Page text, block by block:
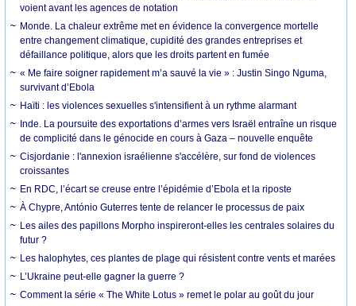
voient avant les agences de notation
Monde. La chaleur extrême met en évidence la convergence mortelle
entre changement climatique, cupidité des grandes entreprises et
défaillance politique, alors que les droits partent en fumée
« Me faire soigner rapidement m’a sauvé la vie » : Justin Singo Nguma,
survivant d’Ebola
Haïti : les violences sexuelles s'intensifient à un rythme alarmant
Inde. La poursuite des exportations d’armes vers Israël entraîne un risque
de complicité dans le génocide en cours à Gaza – nouvelle enquête
Cisjordanie : l'annexion israélienne s'accélère, sur fond de violences
croissantes
En RDC, l’écart se creuse entre l’épidémie d’Ebola et la riposte
À Chypre, António Guterres tente de relancer le processus de paix
Les ailes des papillons Morpho inspireront-elles les centrales solaires du
futur ?
Les halophytes, ces plantes de plage qui résistent contre vents et marées
L’Ukraine peut-elle gagner la guerre ?
Comment la série « The White Lotus » remet le polar au goût du jour